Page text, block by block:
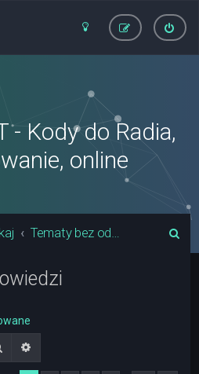
- Kody do Radia,
online
Tematy bez odpowiedzi
Szukaj